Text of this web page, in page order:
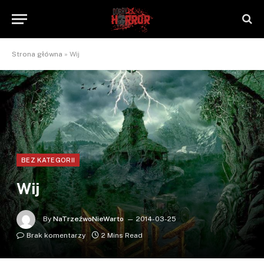
Strona główna » Wij
BEZ KATEGORII
Wij
By NaTrzeźwoNieWarto
2014-03-25
Brak komentarzy
2 Mins Read